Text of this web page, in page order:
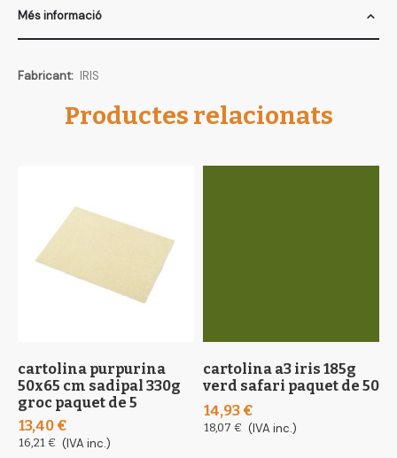
Més informació
Més
IRIS
Productes relacionats
cartolina purpurina
50x65 cm sadipal 330g
groc paquet de 5
13,40 €
16,21 € (IVA inc.)
cartolina a3 iris 185g
verd safari paquet de 50
14,93 €
18,07 € (IVA inc.)